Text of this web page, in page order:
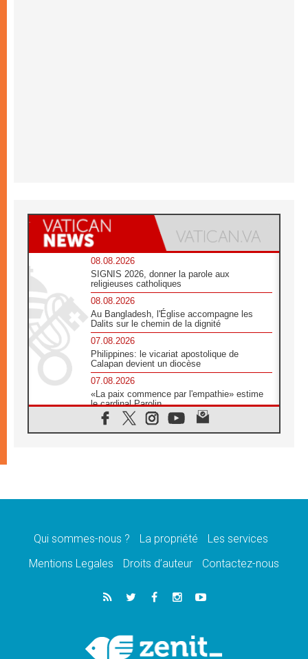
08.08.2026
SIGNIS 2026, donner la parole aux
religieuses catholiques
08.08.2026
Au Bangladesh, l'Église accompagne les
Dalits sur le chemin de la dignité
07.08.2026
Philippines: le vicariat apostolique de
Calapan devient un diocèse
07.08.2026
«La paix commence par l'empathie» estime
le cardinal Parolin
07.08.2026
En Colombie, «la paix ne s'achète pas avec
07.08.2026
07.08.2026
en France
Cardinal Rossi: «La venue du Pape Léon en
Argentine est un hommage à François»
Hiroshima et Nagasaki, 81 ans après,
lancement des «dix jours de prière pour la
paix»
Qui sommes-nous ? La propriété
Les services
Mentions Legales
Droits d’auteur Contactez-nous